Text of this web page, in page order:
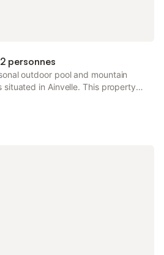
personnes
outdoor pool and mountain
in Ainvelle. This property
private parking and free WiFi.
in the bed and breakfast.